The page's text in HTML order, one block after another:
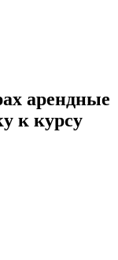
арендные
к курсу